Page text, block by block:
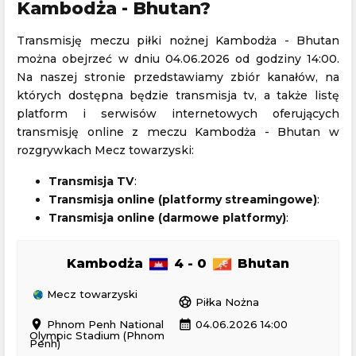
Kambodża - Bhutan?
Transmisję meczu piłki nożnej Kambodża - Bhutan
można obejrzeć w dniu 04.06.2026 od godziny 14:00.
Na naszej stronie przedstawiamy zbiór kanałów, na
których dostępna będzie transmisja tv, a także listę
platform i serwisów internetowych oferujących
transmisję online z meczu Kambodża - Bhutan w
rozgrywkach Mecz towarzyski:
Transmisja TV:
Transmisja online (platformy streamingowe):
Transmisja online (darmowe platformy):
Kambodża 4 - 0 Bhutan
Mecz towarzyski
sports_soccer Piłka Nożna
location_on Phnom Penh National
Olympic Stadium (Phnom
Penh)
calendar_month 04.06.2026 14:00